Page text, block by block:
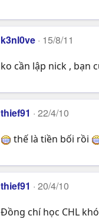
k3nl0ve 15/8/11
ko cần lập nick , bạn
thief91 22/4/10
thế là tiền bối rồi
thief91 20/4/10
Đồng chí học CHL